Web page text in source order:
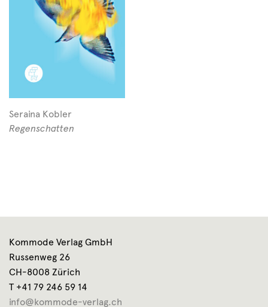
Seraina Kobler
Regenschatten
Kommode Verlag GmbH
Russenweg 26
CH-8008 Zürich
T +41 79 246 59 14
info@kommode-verlag.ch